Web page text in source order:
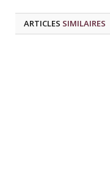
ARTICLES SIMILAIRES